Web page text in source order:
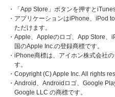
・「App Store」ボタンを押すと
・アプリケーションはiPhone、iPod
ただけます。
・Apple、Appleのロゴ、App Store
国のApple Inc.の登録商標です。
・iPhone商標は、アイホン株式会社
す。
・Copyright (C) Apple Inc. All rights
・Android、Androidロゴ、Google
Google LLC の商標です。